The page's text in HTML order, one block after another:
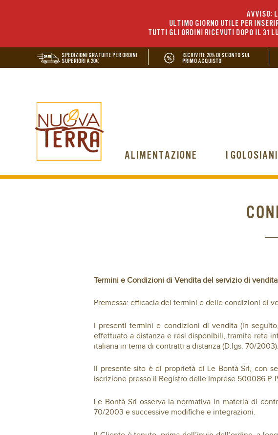
AVVISO:
ULTIMO GIORNO UTILE PER
TUTTI GLI ORDINI RICEVUTI DOPO IL 31
SPEDIZIONI GRATUITE PER ORDINI
SUPERIORI A 20€
ISCRIVITI: 20% DI SCONTO SUL
PRIMO ACQUISTO
ALIMENTAZIONE I GOLOSIANI
Termini e Condizioni di Vendita del servizio di
Premessa: efficacia dei termini e delle condizioni di
I presenti termini e condizioni di vendita (in
effettuato a distanza e resi disponibili, tramite rete
italiana in tema di contratti a distanza (D.lgs. 70/2003).
Il presente sito è di proprietà di Le Bontà Srl, con
iscrizione presso il Registro delle Imprese 500086
Le Bontà Srl osserva la normativa in materia di
70/2003 e successive modifiche e integrazioni.